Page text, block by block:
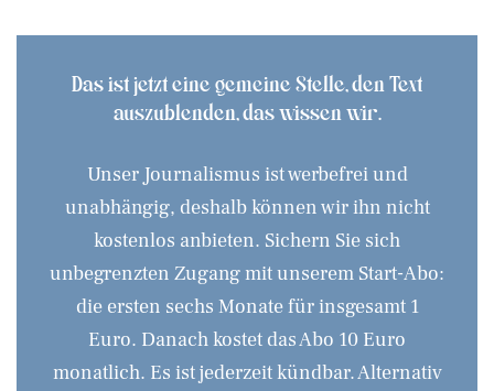
Das ist jetzt eine gemeine Stelle, den Text
auszublenden, das wissen wir.
Unser Journalismus ist werbefrei und
unabhängig, deshalb können wir ihn nicht
kostenlos anbieten. Sichern Sie sich
unbegrenzten Zugang mit unserem Start-Abo:
die ersten sechs Monate für insgesamt 1
Euro. Danach kostet das Abo 10 Euro
monatlich. Es ist jederzeit kündbar. Alternativ